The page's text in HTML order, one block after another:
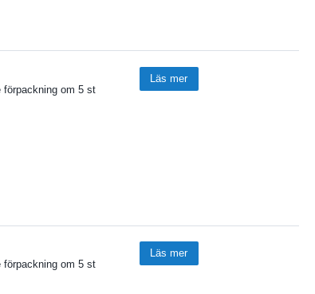
förpackning om 5 st
Läs mer
förpackning om 5 st
Läs mer